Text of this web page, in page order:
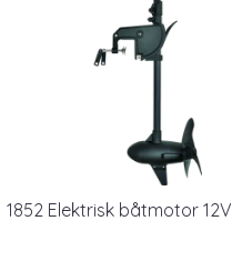
1852 Elektrisk båtmotor 12V